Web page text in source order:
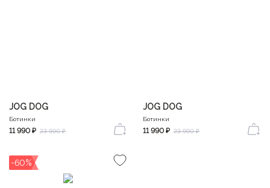
JOG DOG
Ботинки
11 990 ₽ 23 990 ₽
JOG DOG
Ботинки
11 990 ₽ 23 990 ₽
-60%